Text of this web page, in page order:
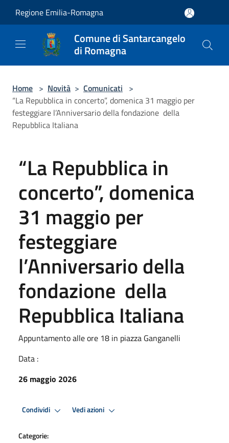
Regione Emilia-Romagna
Comune di Santarcangelo
di Romagna
Home > Novità > Comunicati >
“La Repubblica in concerto”, domenica 31 maggio per
festeggiare l’Anniversario della fondazione della
Repubblica Italiana
“La Repubblica in
concerto”, domenica
31 maggio per
festeggiare
l’Anniversario della
fondazione della
Repubblica Italiana
Appuntamento alle ore 18 in piazza Ganganelli
Data :
26 maggio 2026
Condividi Vedi azioni
Categorie: